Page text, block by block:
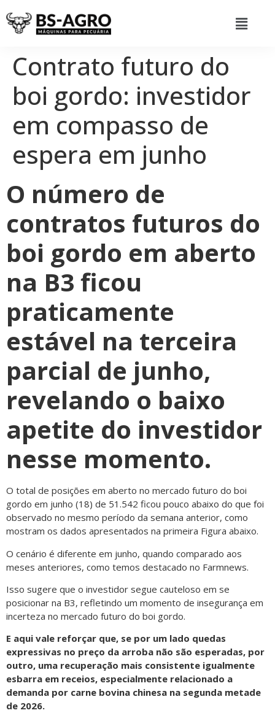
Contrato futuro do
boi gordo: investidor
em compasso de
espera em junho
O número de
contratos futuros do
boi gordo em aberto
na B3 ficou
praticamente
estável na terceira
parcial de junho,
revelando o baixo
apetite do investidor
nesse momento.
O total de posições em aberto no mercado futuro do boi
gordo em junho (18) de 51.542 ficou pouco abaixo do que foi
observado no mesmo período da semana anterior, como
mostram os dados apresentados na primeira Figura abaixo.
O cenário é diferente em junho, quando comparado aos
meses anteriores, como temos destacado no Farmnews.
Isso sugere que o investidor segue cauteloso em se
posicionar na B3, refletindo um momento de insegurança em
incerteza no mercado futuro do boi gordo.
E aqui vale reforçar que, se por um lado quedas
expressivas no preço da arroba não são esperadas, por
outro, uma recuperação mais consistente igualmente
esbarra em receios, especialmente relacionado a
demanda por carne bovina chinesa na segunda metade
de 2026.